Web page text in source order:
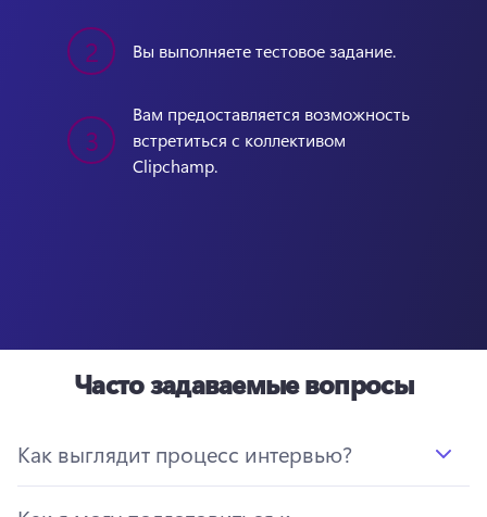
2 Вы выполняете тестовое задание.
3
Вам предоставляется возможность
встретиться с коллективом
Clipchamp.
Часто задаваемые вопросы
Как выглядит процесс интервью?